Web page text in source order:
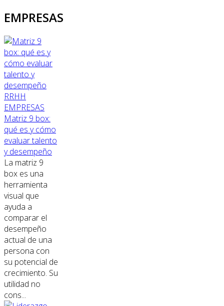
EMPRESAS
RRHH
EMPRESAS
Matriz 9 box:
qué es y cómo
evaluar talento
y desempeño
La matriz 9
box es una
herramienta
visual que
ayuda a
comparar el
desempeño
actual de una
persona con
su potencial de
crecimiento. Su
utilidad no
cons...